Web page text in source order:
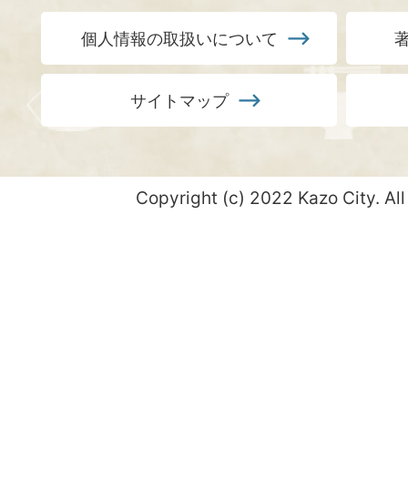
個人情報の取扱いについて
サイトマップ
Copyright (c) 2022 Kazo City.